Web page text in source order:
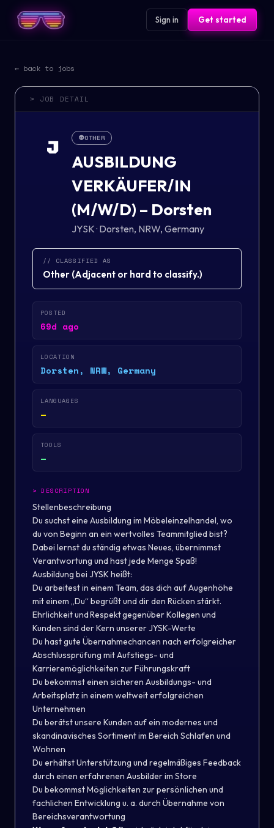
Sign in Get started
← back to jobs
> JOB DETAIL
J 👽OTHER
AUSBILDUNG
VERKÄUFER/IN
(M/W/D) – Dorsten
JYSK· Dorsten, NRW, Germany
// CLASSIFIED AS
Other (Adjacent or hard to classify.)
POSTED
69d ago
LOCATION
Dorsten, NRW, Germany
LANGUAGES
—
TOOLS
—
>DESCRIPTION
Stellenbeschreibung
Du suchst eine Ausbildung im Möbeleinzelhandel, wo
du von Beginn an ein wertvolles Teammitglied bist?
Dabei lernst du ständig etwas Neues, übernimmst
Verantwortung und hast jede Menge Spaß!
Ausbildung bei JYSK heißt:
Du arbeitest in einem Team, das dich auf Augenhöhe
mit einem „Du“ begrüßt und dir den Rücken stärkt.
Ehrlichkeit und Respekt gegenüber Kollegen und
Kunden sind der Kern unserer JYSK-Werte
Du hast gute Übernahmechancen nach erfolgreicher
Abschlussprüfung mit Aufstiegs- und
Karrieremöglichkeiten zur Führungskraft
Du bekommst einen sicheren Ausbildungs- und
Arbeitsplatz in einem weltweit erfolgreichen
Unternehmen
Du berätst unsere Kunden auf ein modernes und
skandinavisches Sortiment im Bereich Schlafen und
Wohnen
Du erhältst Unterstützung und regelmäßiges Feedback
durch einen erfahrenen Ausbilder im Store
Du bekommst Möglichkeiten zur persönlichen und
fachlichen Entwicklung u. a. durch Übernahme von
Bereichsverantwortung